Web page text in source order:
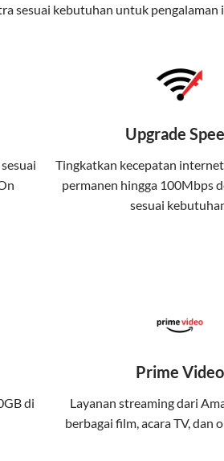
Mbps untuk aktivitas online tanpa
termasuk fitur replay dan on-
internet, TV, dan telepon
Telkomsel One
konektivitas internet rumah
sesuai kebutuhan untuk
Upgrade
Tingkatkan kecepatan
permanen hingga 100Mbps
sesuai
di
Prime Video
Layanan streaming dari
berbagai film, acara TV, dan